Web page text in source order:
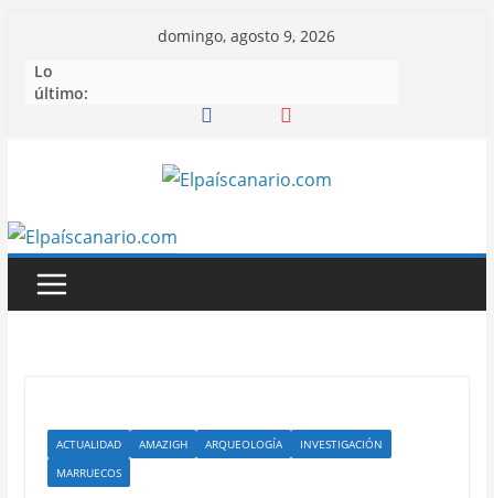
contenido
domingo, agosto 9, 2026
Lo
último:
ACTUALIDAD AMAZIGH ARQUEOLOGÍA
INVESTIGACIÓN
MARRUECOS